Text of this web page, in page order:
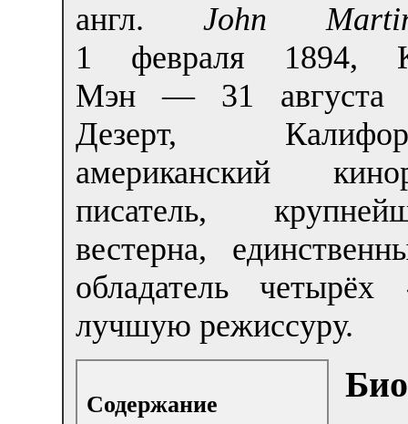
англ. John
1 февраля 1894,
Мэн — 31 августа
Дезерт,
американский
писатель,
вестерна,
обладатель четырёх
лучшую режиссуру.
Содержание